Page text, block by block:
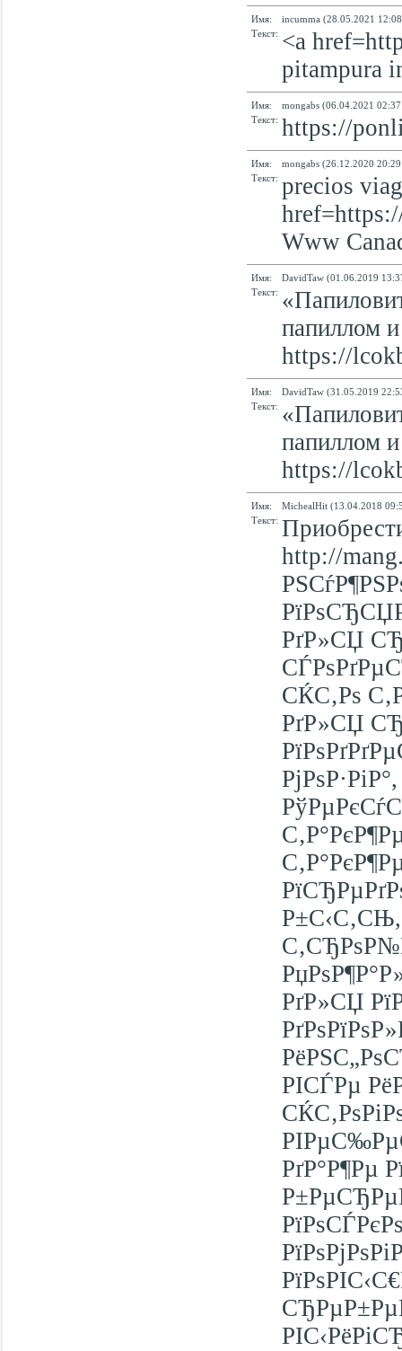
Имя:
incumma (28.05.2021
Текст: <a
pitampura
Имя:
mongabs (06.04.2021
Текст: https://
Имя:
mongabs (26.12.2020
Текст: precios
Www
Имя:
DavidTaw (01.06.2019
Текст:
папиллом
https://
Имя:
DavidTaw (31.05.2019
Текст:
папиллом
https://
Имя:
MichealHit (13.04.2018
Текст:
http://
РґР»СЏ
СЌС‚Рѕ
РґР»СЏ
РґР»СЏ
РІСЃРµ
РґР°Р¶Рµ